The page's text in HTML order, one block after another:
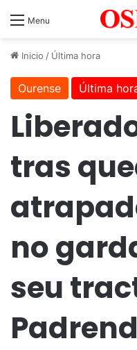
Menu
Inicio / Última hora
Ourense Última
tras
no
seu